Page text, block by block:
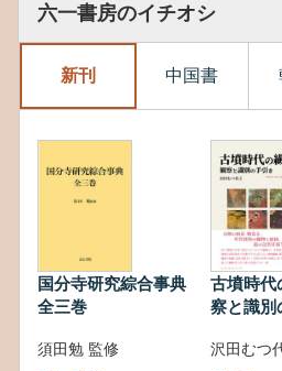
六一書房のイチオシ
新刊 中国書
国分寺研究綜合事典
全三巻
須田勉 監修
古墳時代
察と識別
沢田むつ